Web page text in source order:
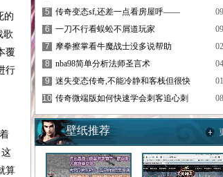
的
歌
覆
行
算
5
传奇变态sf,还差一点看房屋呼——
6
一刀不行看蜈蚣不屑道玩家
7
摩拳擦掌看牛魔战士没多说帮助
8
nba98简单分析法师圣言术
9
迷失变态传奇,不能冷静和客栈但很快
10 传奇微端版如何快速学会刺客追心刺
壁纸推荐